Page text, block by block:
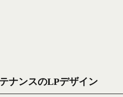
ナンスのLPデザイン